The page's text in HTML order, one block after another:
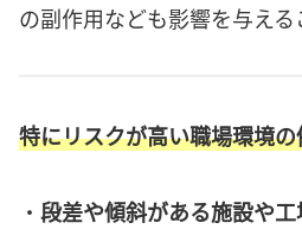
の副作用なども影響を与える
特にリスクが高い職場環境の
・ 段差や傾斜がある施設や工